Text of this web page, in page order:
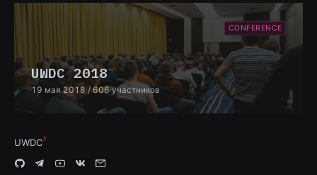
CONFERENCE
UWDC 2018
19 мая 2018 / 606 участников
UWDC